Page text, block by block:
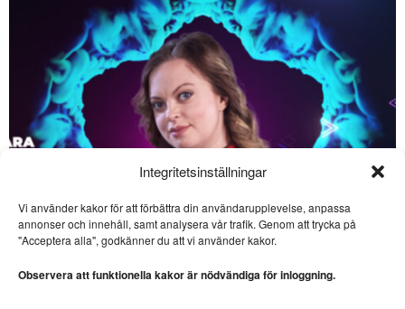
Integritetsinställningar
Vi använder kakor för att förbättra din användarupplevelse, anpassa
annonser och innehåll, samt analysera vår trafik. Genom att trycka på
"Acceptera alla", godkänner du att vi använder kakor.
Observera att funktionella kakor är nödvändiga för inloggning.
Sevärda havsäventyr på
”Vaiana”